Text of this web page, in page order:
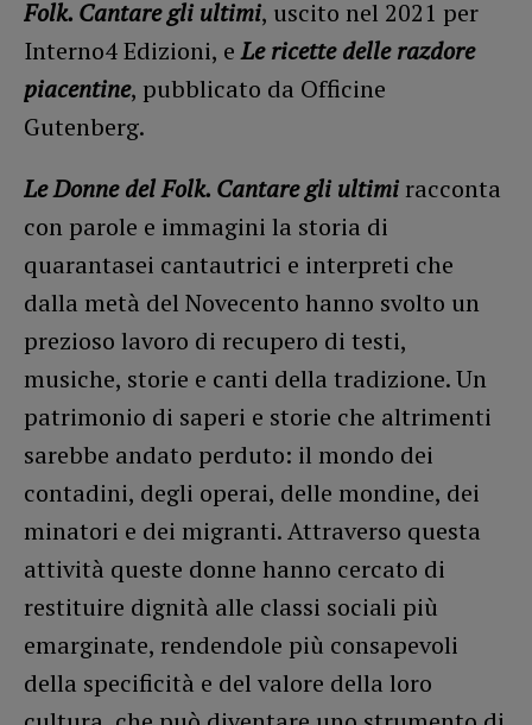
Folk. Cantare gli ultimi, uscito nel 2021 per
Interno4 Edizioni, eLe ricette delle razdore
piacentine, pubblicato da Officine
Gutenberg.
Le Donne del Folk. Cantare gli ultimi racconta
con parole e immagini la storia di
quarantasei cantautrici e interpreti che
dalla metà del Novecento hanno svolto un
prezioso lavoro di recupero di testi,
musiche, storie e canti della tradizione. Un
patrimonio di saperi e storie che altrimenti
sarebbe andato perduto: il mondo dei
contadini, degli operai, delle mondine, dei
minatori e dei migranti. Attraverso questa
attività queste donne hanno cercato di
restituire dignità alle classi sociali più
emarginate, rendendole più consapevoli
della specificità e del valore della loro